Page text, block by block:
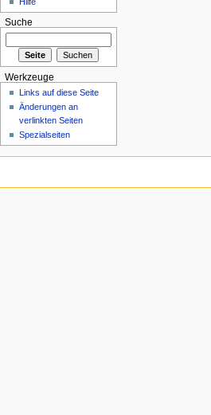
Suche
Werkzeuge
Links auf diese Seite
Änderungen an
verlinkten Seiten
Spezialseiten